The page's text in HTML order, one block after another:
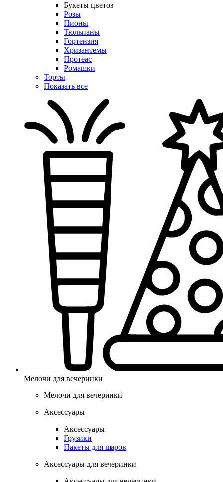
Букеты цветов
Розы
Пионы
Тюльпаны
Гортензия
Хризантемы
Протеас
Ромашки
Торты
Показать все
Мелочи для вечеринки
Мелочи для вечеринки
Аксессуары
Аксессуары
Грузики
Пакеты для шаров
Аксессуары для вечеринки